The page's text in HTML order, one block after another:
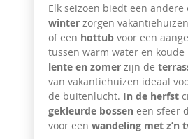
Elk seizoen biedt een andere
winter zorgen
of een hottub voor een
tussen warm water en koude
lente en zomer zijn de
van vakantiehuizen ideaal
de buitenlucht. In de herfst
gekleurde bossen een sfeer
voor een wandeling met z’n